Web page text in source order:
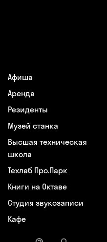
Афиша
Аренда
Резиденты
Музей станка
Высшая техническая
школа
Техлаб Про.Парк
Книги на Октаве
Студия звукозаписи
Кафе